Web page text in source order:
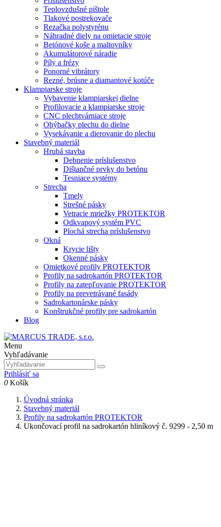
Teplovzdušné pištole
Tlakové postrekovače
Rezačka polystyrénu
Náhradné diely na omietacie stroje
Betónové koše a maltovníky
Akumulátorové náradie
Píly a frézy
Ponorné vibrátory
Rezné, brúsne a diamantové kotúče
Klampiarske stroje
Vybavenie klampiarskej dielne
Profilovacie a klampiarske stroje
CNC plechtvárniace stroje
Ohýbačky plechu do dielne
Vysekávanie a dierovanie do plechu
Stavebný materiál
Hrubá stavba
Debnenie príslušenstvo
Dištančné prvky do betónu
Tesniace systémy
Strecha
Tmely
Strešné pásky
Vetracie mriežky PROTEKTOR
Odkvapový systém PVC
Plochá strecha príslušenstvo
Okná
Krycie lišty
Okenné pásky
Omietkové profily PROTEKTOR
Profily na sadrokartón PROTEKTOR
Profily na zatepľovanie PROTEKTOR
Profily na prevetrávané fasády
Sadrokartonárske pásky
Konštrukčné profily pre sadrokartón
Blog
Menu
Vyhľadávanie
Prihlásiť sa
0 Košík
Úvodná stránka
Stavebný materiál
Profily na sadrokartón PROTEKTOR
Ukončovací profil na sadrokartón hliníkový č. 9299 - 2,50 m